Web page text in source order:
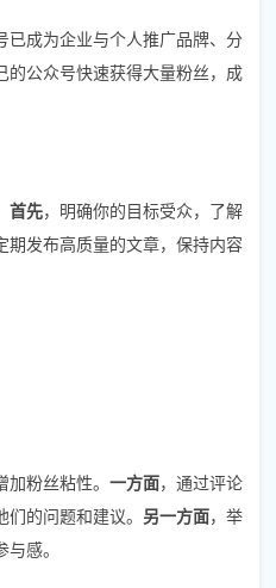
已成为企业与个人推广品牌、分
的公众号快速获得大量粉丝，成
首先，明确你的目标受众，了解
期发布高质量的文章，保持内容
粉丝粘性。 一方面，通过评论
的问题和建议。 另一方面，举
感。